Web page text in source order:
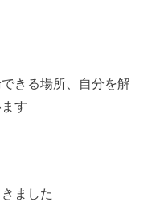
きる場所、自分を解
す
ました